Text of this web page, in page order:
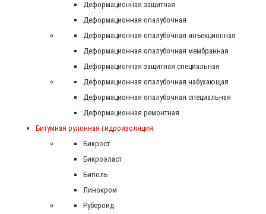
Деформационная защитная
Деформационная опалубочная
Деформационная опалубочная инъекционная
Деформационная опалубочная мембранная
Деформационная защитная специальная
Деформационная опалубочная набухающая
Деформационная опалубочная специальная
Деформационная ремонтная
Битумная рулонная гидроизоляция
Бикрост
Бикроэласт
Биполь
Линокром
Рубероид